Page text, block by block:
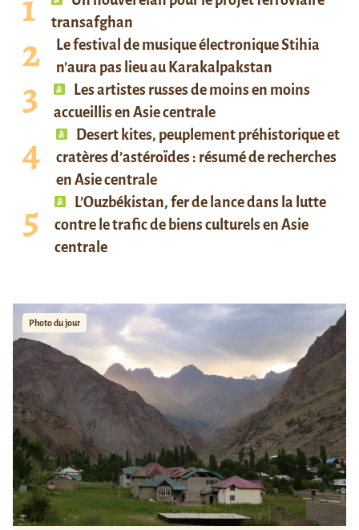
transafghan
Le festival de musique électronique Stihia
n’aura pas lieu au Karakalpakstan
Les artistes russes de moins en moins
accueillis en Asie centrale
Desert kites, peuplement préhistorique et
cratères d’astéroïdes : résumé de recherches
en Asie centrale
L’Ouzbékistan, fer de lance dans la lutte
contre le trafic de biens culturels en Asie
centrale
Photo du jour